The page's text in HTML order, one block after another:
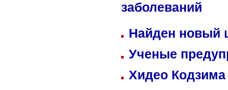
заболеваний
Найден
Ученые
Хидео